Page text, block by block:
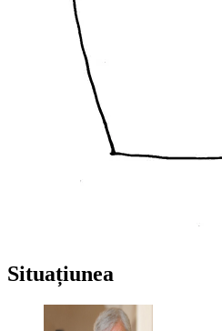
Situațiunea